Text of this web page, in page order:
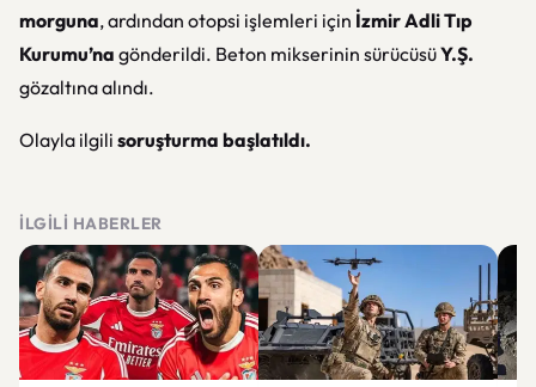
morguna, ardından otopsi işlemleri için İzmir Adli Tıp
Kurumu’na gönderildi. Beton mikserinin sürücüsüY.Ş.
gözaltına alındı.
Olayla ilgili soruşturma başlatıldı.
İLGILI HABERLER